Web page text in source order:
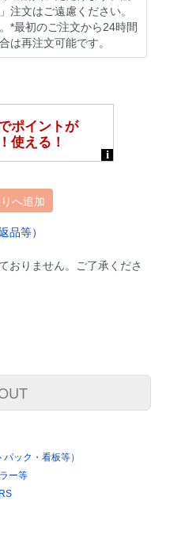
注文はご遠慮ください。
*最初のご注文から24時間
は再注文可能です。
へ追加
品等）
おりません。ご了承くださ
ック・看板等）
ー等